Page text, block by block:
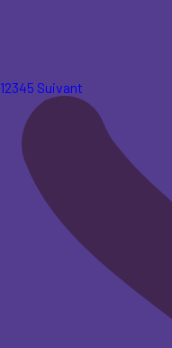
12345 Suivant